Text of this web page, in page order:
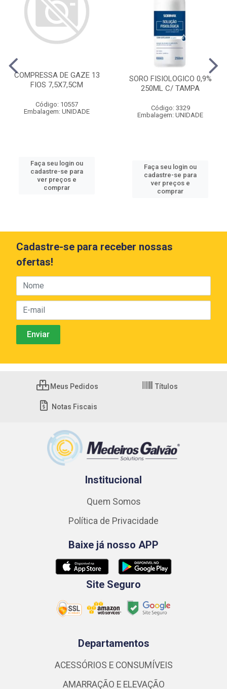
COMPRESSA DE GAZE 13
FIOS 7,5X7,5CM
Código: 10557
Embalagem: UNIDADE
Faça seu login ou
cadastre-se para
ver preços e
comprar
SORO FISIOLOGICO 0,9%
250ML C/ TAMPA
Código: 3329
Embalagem: UNIDADE
Faça seu login ou
cadastre-se para
ver preços e
comprar
Cadastre-se para receber nossas
ofertas!
Meus Pedidos Títulos
Notas Fiscais
Institucional
Quem Somos
Política de Privacidade
Baixe já nosso APP
Site Seguro
Departamentos
ACESSÓRIOS E CONSUMÍVEIS
AMARRAÇÃO E ELEVAÇÃO